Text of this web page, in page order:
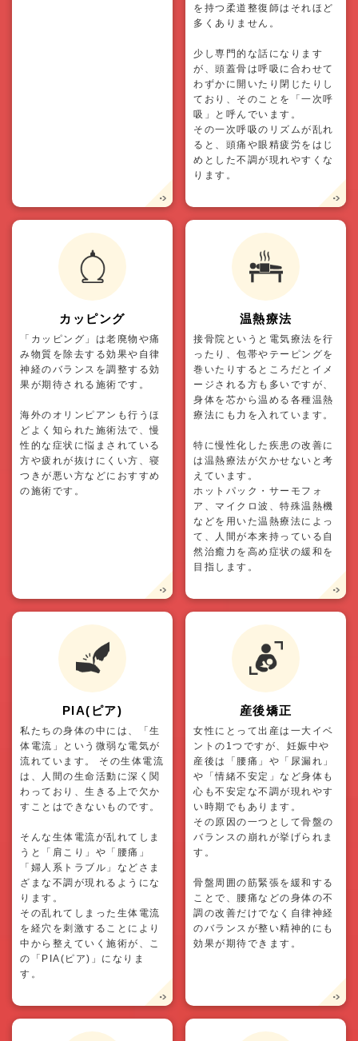
を持つ柔道整復師はそれほど
多くありません。
少し専門的な話になります
が、頭蓋骨は呼吸に合わせて
わずかに開いたり閉じたりし
ており、そのことを「一次呼
吸」と呼んでいます。
その一次呼吸のリズムが乱れ
ると、頭痛や眼精疲労をはじ
めとした不調が現れやすくな
ります。
カッピング
「カッピング」は老廃物や痛
み物質を除去する効果や自律
神経のバランスを調整する効
果が期待される施術です。
海外のオリンピアンも行うほ
どよく知られた施術法で、慢
性的な症状に悩まされている
方や疲れが抜けにくい方、寝
つきが悪い方などにおすすめ
の施術です。
温熱療法
接骨院というと電気療法を行
ったり、包帯やテーピングを
巻いたりするところだとイメ
ージされる方も多いですが、
身体を芯から温める各種温熱
療法にも力を入れています。
特に慢性化した疾患の改善に
は温熱療法が欠かせないと考
えています。
ホットパック・サーモフォ
ア、マイクロ波、特殊温熱機
などを用いた温熱療法によっ
て、人間が本来持っている自
然治癒力を高め症状の緩和を
目指します。
PIA(ピア)
私たちの身体の中には、「生
体電流」という微弱な電気が
流れています。 その生体電流
は、人間の生命活動に深く関
わっており、生きる上で欠か
すことはできないものです。
そんな生体電流が乱れてしま
うと「肩こり」や「腰痛」
「婦人系トラブル」などさま
ざまな不調が現れるようにな
ります。
その乱れてしまった生体電流
を経穴を刺激することにより
中から整えていく施術が、こ
の「PIA(ピア)」になりま
す。
産後矯正
女性にとって出産は一大イベ
ントの1つですが、妊娠中や
産後は「腰痛」や「尿漏れ」
や「情緒不安定」など身体も
心も不安定な不調が現れやす
い時期でもあります。
その原因の一つとして骨盤の
バランスの崩れが挙げられま
す。
骨盤周囲の筋緊張を緩和する
ことで、腰痛などの身体の不
調の改善だけでなく自律神経
のバランスが整い精神的にも
効果が期待できます。